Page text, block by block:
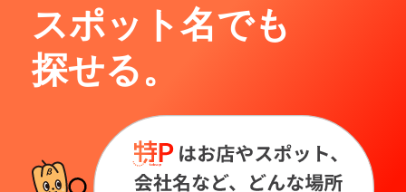
スポット名でも
探せる。